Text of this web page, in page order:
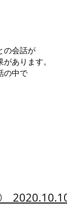
の会話が
あります。
の中で